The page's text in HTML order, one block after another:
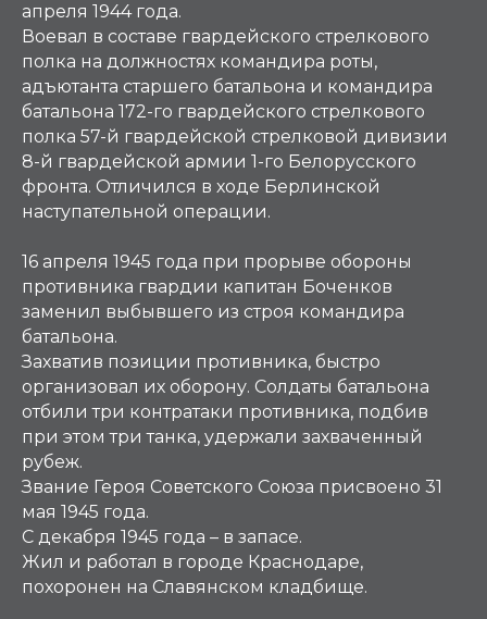
апреля 1944 года.
Воевал в составе гвардейского стрелкового
полка на должностях командира роты,
адъютанта старшего батальона и командира
батальона 172-го гвардейского стрелкового
полка 57-й гвардейской стрелковой дивизии
8-й гвардейской армии 1-го Белорусского
фронта. Отличился в ходе Берлинской
наступательной операции.
16 апреля 1945 года при прорыве обороны
противника гвардии капитан Боченков
заменил выбывшего из строя командира
батальона.
Захватив позиции противника, быстро
организовал их оборону. Солдаты батальона
отбили три контратаки противника, подбив
при этом три танка, удержали захваченный
рубеж.
Звание Героя Советского Союза присвоено 31
мая 1945 года.
С декабря 1945 года – в запасе.
Жил и работал в городе Краснодаре,
похоронен на Славянском кладбище.